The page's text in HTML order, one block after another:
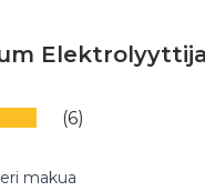
makua
(6)